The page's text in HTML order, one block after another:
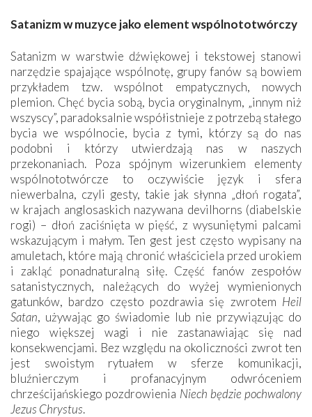
Satanizm w muzyce jako element wspólnototwórczy
Satanizm w warstwie dźwiękowej i tekstowej stanowi
narzędzie spajające wspólnotę, grupy fanów są bowiem
przykładem tzw. wspólnot empatycznych, nowych
plemion. Chęć bycia sobą, bycia oryginalnym, „innym niż
wszyscy”, paradoksalnie współistnieje z potrzebą stałego
bycia we wspólnocie, bycia z tymi, którzy są do nas
podobni i którzy utwierdzają nas w naszych
przekonaniach. Poza spójnym wizerunkiem elementy
wspólnototwórcze to oczywiście język i sfera
niewerbalna, czyli gesty, takie jak słynna „dłoń rogata”,
w krajach anglosaskich nazywana devilhorns (diabelskie
rogi) – dłoń zaciśnięta w pięść, z wysuniętymi palcami
wskazującym i małym. Ten gest jest często wypisany na
amuletach, które mają chronić właściciela przed urokiem
i zakląć ponadnaturalną siłę. Część fanów zespołów
satanistycznych, należących do wyżej wymienionych
gatunków, bardzo często pozdrawia się zwrotem Heil
Satan, używając go świadomie lub nie przywiązując do
niego większej wagi i nie zastanawiając się nad
konsekwencjami. Bez względu na okoliczności zwrot ten
jest swoistym rytuałem w sferze komunikacji,
bluźnierczym i profanacyjnym odwróceniem
chrześcijańskiego pozdrowienia Niech będzie pochwalony
Jezus Chrystus.